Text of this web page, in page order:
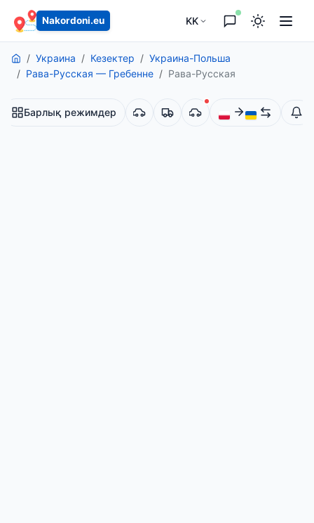
Nakordoni.eu KK
Украина Кезектер
Украина-Польша
Рава-Русская — Гребенне
Рава-Русская
Барлық режимдер